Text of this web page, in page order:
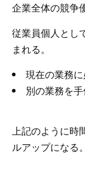
企業全体の競争
従業員個人とし
まれる。
現在の業務
別の業務を
上記のように時
ルアップになる。